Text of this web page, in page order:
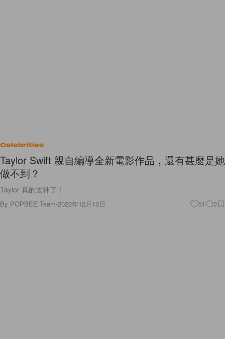
Celebrities
Taylor Swift 親自編導全新電影作品，還有甚麼是她
做不到？
Taylor 真的太神了！
By POPBEE Team/2022年12月13日 51 0